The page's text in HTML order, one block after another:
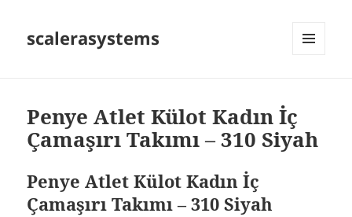
scalerasystems
Penye Atlet Külot Kadın İç
Çamaşırı Takımı – 310 Siyah
Penye Atlet Külot Kadın İç
Çamaşırı Takımı – 310 Siyah